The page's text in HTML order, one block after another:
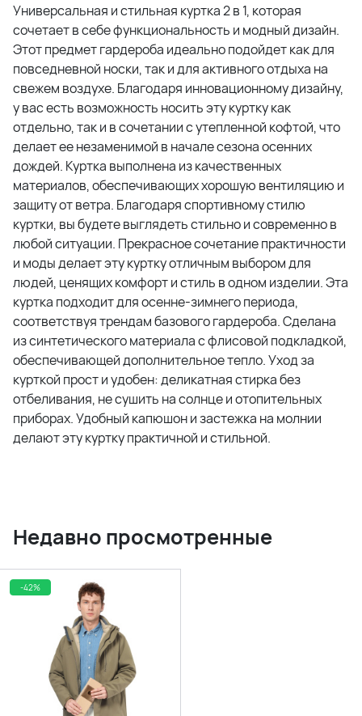
Универсальная и стильная куртка 2 в 1, которая
сочетает в себе функциональность и модный дизайн.
Этот предмет гардероба идеально подойдет как для
повседневной носки, так и для активного отдыха на
свежем воздухе. Благодаря инновационному дизайну,
у вас есть возможность носить эту куртку как
отдельно, так и в сочетании с утепленной кофтой, что
делает ее незаменимой в начале сезона осенних
дождей. Куртка выполнена из качественных
материалов, обеспечивающих хорошую вентиляцию и
защиту от ветра. Благодаря спортивному стилю
куртки, вы будете выглядеть стильно и современно в
любой ситуации. Прекрасное сочетание практичности
и моды делает эту куртку отличным выбором для
людей, ценящих комфорт и стиль в одном изделии. Эта
куртка подходит для осенне-зимнего периода,
соответствуя трендам базового гардероба. Сделана
из синтетического материала с флисовой подкладкой,
обеспечивающей дополнительное тепло. Уход за
курткой прост и удобен: деликатная стирка без
отбеливания, не сушить на солнце и отопительных
приборах. Удобный капюшон и застежка на молнии
делают эту куртку практичной и стильной.
Недавно просмотренные
-42%